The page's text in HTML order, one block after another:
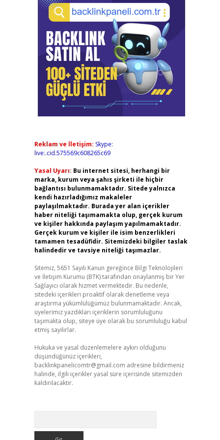
Reklam ve İletişim: Skype:
live:.cid.575569c608265c69
Yasal Uyarı: Bu internet sitesi, herhangi bir
marka, kurum veya şahıs şirketi ile hiçbir
bağlantısı bulunmamaktadır. Sitede yalnızca
kendi hazırladığımız makaleler
paylaşılmaktadır. Burada yer alan içerikler
haber niteliği taşımamakta olup, gerçek kurum
ve kişiler hakkında paylaşım yapılmamaktadır.
Gerçek kurum ve kişiler ile isim benzerlikleri
tamamen tesadüfidir. Sitemizdeki bilgiler taslak
halindedir ve tavsiye niteliği taşımazlar.
Sitemiz, 5651 Sayılı Kanun gereğince Bilgi Teknolojileri
ve İletişim Kurumu (BTK) tarafından onaylanmış bir Yer
Sağlayıcı olarak hizmet vermektedir. Bu nedenle,
sitedeki içerikleri proaktif olarak denetleme veya
araştırma yükümlülüğümüz bulunmamaktadır. Ancak,
üyelerimiz yazdıkları içeriklerin sorumluluğunu
taşımakta olup, siteye üye olarak bu sorumluluğu kabul
etmiş sayılırlar.
Hukuka ve yasal düzenlemelere aykırı olduğunu
düşündüğünüz içerikleri,
backlinkpanelicomtr@gmail.com adresine bildirmeniz
halinde, ilgili içerikler yasal süre içerisinde sitemizden
kaldırılacaktır.